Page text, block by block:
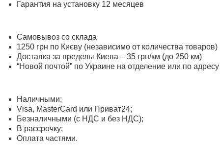
Гарантия на установку 12 месяцев
Самовывоз со склада
1250 грн по Києву (независимо от количества товаров)
Доставка за пределы Киева – 35 грн/км (до 250 км)
“Новой почтой” по Украине на отделение или по адресу
Наличными;
Visa, MasterСard или Приват24;
Безналичными (с НДС и без НДС);
В рассрочку;
Оплата частями.